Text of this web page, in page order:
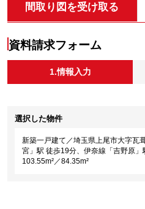
間取り図を受け取る
資料請求フォーム
1.情報入力
選択した物件
新築一戸建て／埼玉県上尾市大字瓦
宮」駅 徒歩19分、伊奈線「吉野原
103.55m²／84.35m²